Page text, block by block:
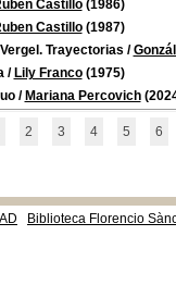
Castillo(1986)
Castillo(1987)
Trayectorias /
/ Lily Franco(1975)
/ Mariana Percovich
2 3 4 5 6
Biblioteca Florencio